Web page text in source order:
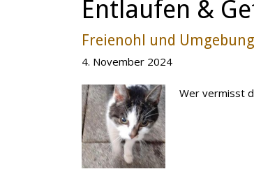
Entlaufen &
Freienohl und Umgebung
4. November 2024
Wer vermisst